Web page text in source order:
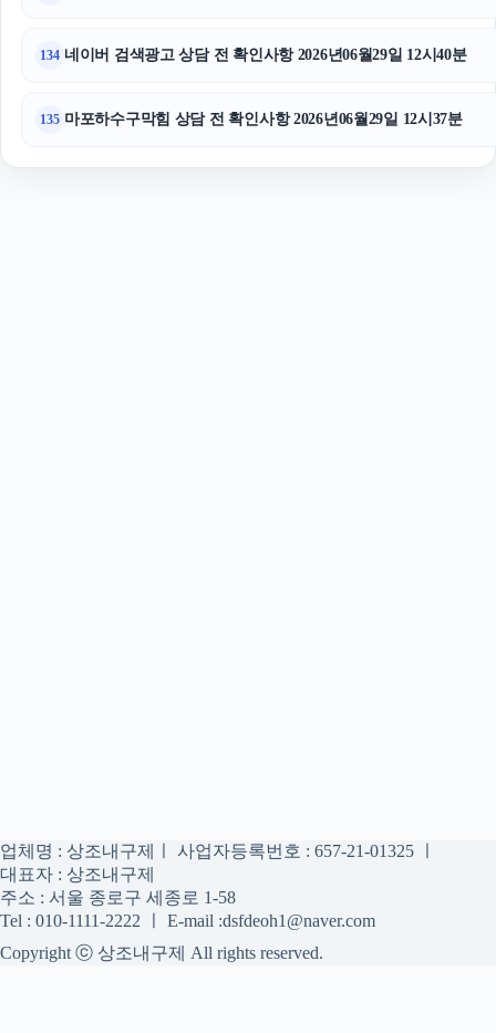
134 네이버 검색광고 상담 전 확인사항 2026년06월29일 12시40분
135 마포하수구막힘 상담 전 확인사항 2026년06월29일 12시37분
업체명 : 상조내구제ㅣ 사업자등록번호 : 657-21-01325 ㅣ
대표자 : 상조내구제
주소 : 서울 종로구 세종로 1-58
Tel : 010-1111-2222 ㅣ E-mail :dsfdeoh1@naver.com
Copyright ⓒ 상조내구제 All rights reserved.